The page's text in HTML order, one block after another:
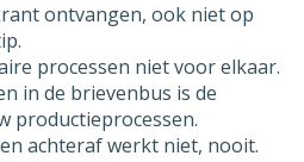
ontvangen, ook niet op
processen niet voor elkaar.
in de brievenbus is de
productieprocessen.
achteraf werkt niet, nooit.